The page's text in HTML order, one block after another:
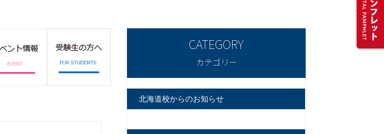
カテゴリー
北海道校からのお知らせ